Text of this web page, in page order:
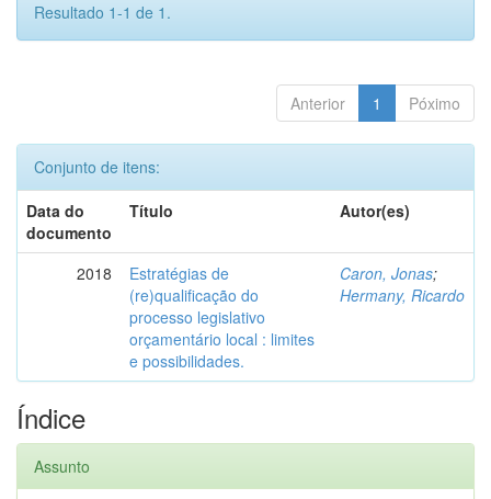
Resultado 1-1 de 1.
Anterior 1 Póximo
Conjunto de itens:
Data do
documento
Título Autor(es)
2018
Estratégias de
(re)qualificação do
processo legislativo
orçamentário local : limites
e possibilidades.
Caron, Jonas;
Hermany, Ricardo
Índice
Assunto